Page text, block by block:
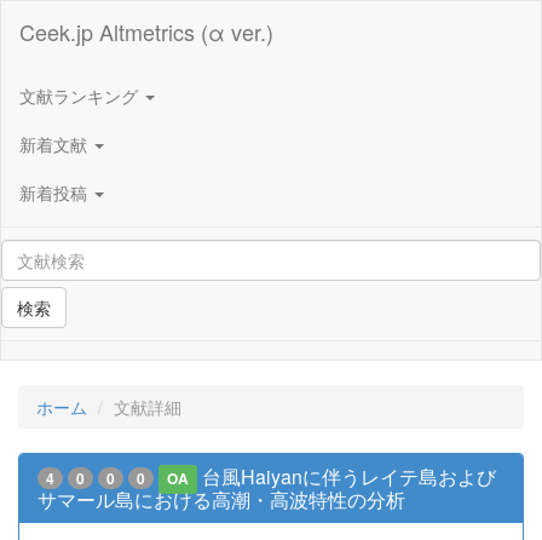
Ceek.jp Altmetrics (α ver.)
文献ランキング
新着文献
新着投稿
検索
ホーム 文献詳細
4 0 0 0 OA
台風Haiyanに伴うレイテ島および
サマール島における高潮・高波特性の分析